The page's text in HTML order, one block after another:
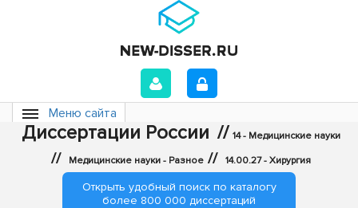
Меню сайта
Диссертации России // 14 - Медицинские науки
// Медицинские науки - Разное // 14.00.27 - Хирургия
Открыть удобный поиск по каталогу
более 800 000 диссертаций